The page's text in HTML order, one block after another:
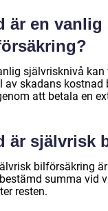
är en
självrisknivå
av skadans kostnad
att betala en
är självrisk
bilförsäkring
summa vid
resten.